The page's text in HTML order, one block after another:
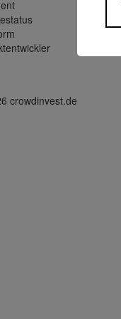
crowdinvest.de